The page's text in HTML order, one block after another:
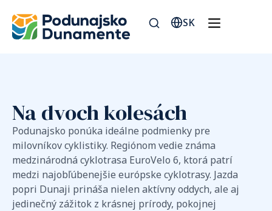
SK
Na dvoch kolesách
Podunajsko ponúka ideálne podmienky pre
milovníkov cyklistiky. Regiónom vedie známa
medzinárodná cyklotrasa EuroVelo 6, ktorá patrí
medzi najobľúbenejšie európske cyklotrasy. Jazda
popri Dunaji prináša nielen aktívny oddych, ale aj
jedinečný zážitok z krásnej prírody, pokojnej